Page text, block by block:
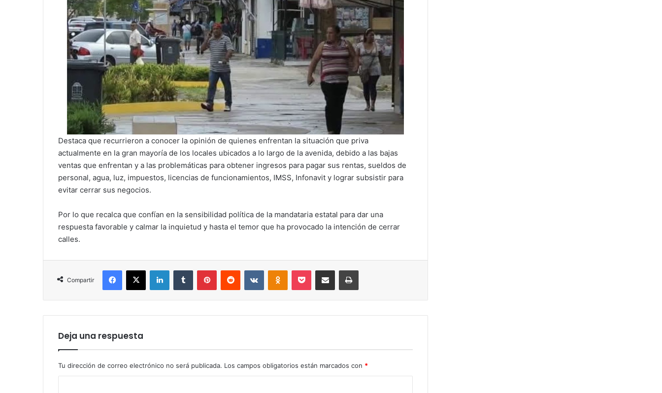
Destaca que recurrieron a conocer la opinión de quienes enfrentan la situación que priva
actualmente en la gran mayoría de los locales ubicados a lo largo de la avenida, debido a las bajas
ventas que enfrentan y a las problemáticas para obtener ingresos para pagar sus rentas, sueldos de
personal, agua, luz, impuestos, licencias de funcionamientos, IMSS, Infonavit y lograr subsistir para
evitar cerrar sus negocios.
Por lo que recalca que confían en la sensibilidad política de la mandataria estatal para dar una
respuesta favorable y calmar la inquietud y hasta el temor que ha provocado la intención de cerrar
calles.
Compartir
Facebook
X LinkedInTumblr PinterestReddit VKontakteOdnoklassniki
Pocket Compartir por correo electrónicoImprimir
Deja una respuesta
Tu dirección de correo electrónico no será publicada. Los campos obligatorios están marcados con *